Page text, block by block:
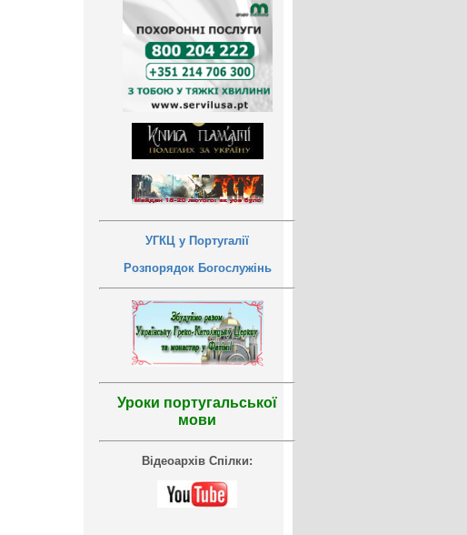
УГКЦ у Португалії
Розпорядок Богослужінь
Уроки португальської
мови
Відеоархів Спілки: